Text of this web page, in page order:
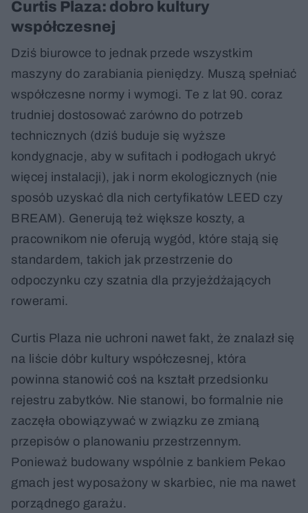
Curtis Plaza: dobro kultury
współczesnej
Dziś biurowce to jednak przede wszystkim
maszyny do zarabiania pieniędzy. Muszą spełniać
współczesne normy i wymogi. Te z lat 90. coraz
trudniej dostosować zarówno do potrzeb
technicznych (dziś buduje się wyższe
kondygnacje, aby w sufitach i podłogach ukryć
więcej instalacji), jak i norm ekologicznych (nie
sposób uzyskać dla nich certyfikatów LEED czy
BREAM). Generują też większe koszty, a
pracownikom nie oferują wygód, które stają się
standardem, takich jak przestrzenie do
odpoczynku czy szatnia dla przyjeżdżających
rowerami.
Curtis Plaza nie uchroni nawet fakt, że znalazł się
na liście dóbr kultury współczesnej, która
powinna stanowić coś na kształt przedsionku
rejestru zabytków. Nie stanowi, bo formalnie nie
zaczęła obowiązywać w związku ze zmianą
przepisów o planowaniu przestrzennym.
Ponieważ budowany wspólnie z bankiem Pekao
gmach jest wyposażony w skarbiec, nie ma nawet
porządnego garażu.